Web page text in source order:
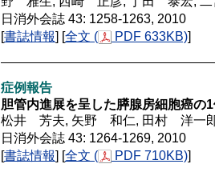
日消外会誌 43: 1258-1263, 2010
[書誌情報] [全文 ( PDF 633KB)]
症例報告
胆管内進展を呈した膵腺房細胞癌の
松井 芳夫, 矢野 和仁, 田村 洋一
日消外会誌 43: 1264-1269, 2010
[書誌情報] [全文 ( PDF 710KB)]